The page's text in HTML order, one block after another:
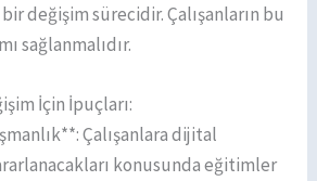
değişim sürecidir. Çalışanların bu
sağlanmalıdır.
İçin İpuçları:
Çalışanlara dijital
konusunda eğitimler